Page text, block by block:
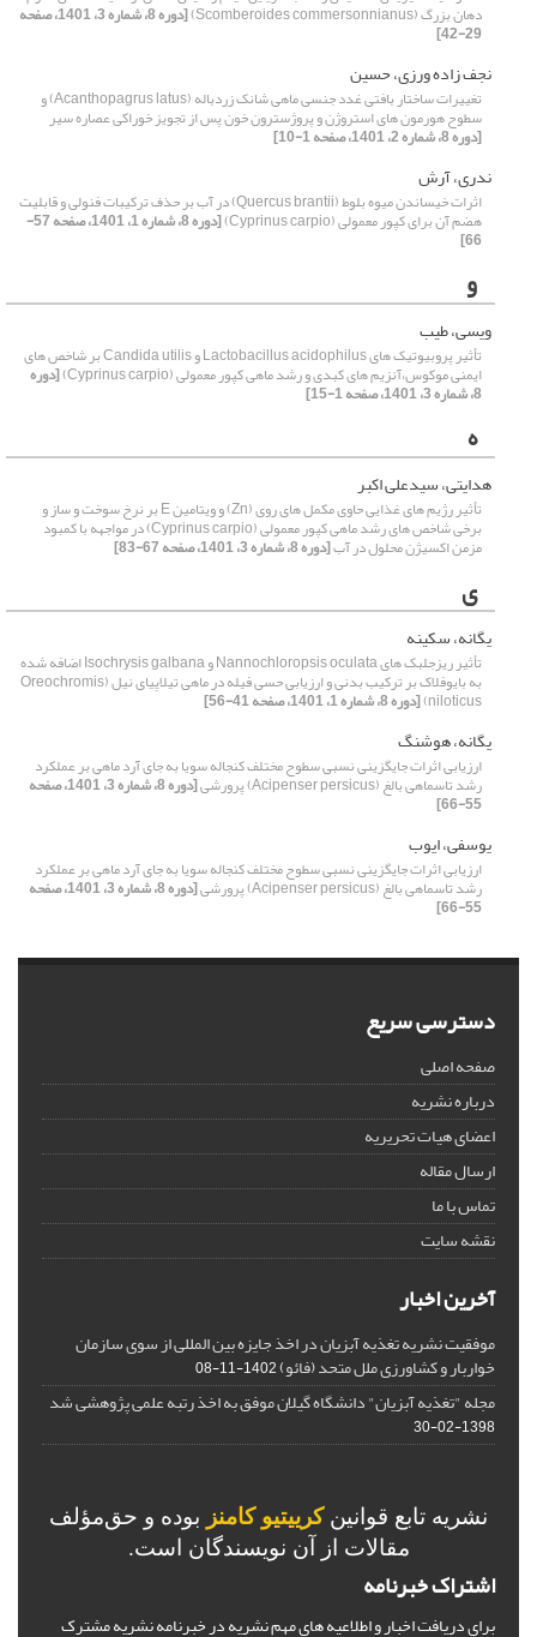
دهان بزرگ (Scomberoides commersonnianus) [دوره 8، شماره 3، 1401، صفحه
29-42]
نجف زاده ورزی، حسین
تغییرات ساختار بافتی غدد جنسی ماهی شانک زردباله (Acanthopagrus latus) و
سطوح هورمون های استروژن و پروژسترون خون پس از تجویز خوراکی عصاره سیر
[دوره 8، شماره 2، 1401، صفحه 1-10]
ندری، آرش
اثرات خیساندن میوه بلوط (Quercus brantii) در آب بر حذف ترکیبات فنولی و قابلیت
هضم آن برای کپور معمولی (Cyprinus carpio) [دوره 8، شماره 1، 1401، صفحه 57-
66]
و
ویسی، طیب
تأثیر پروبیوتیک های Lactobacillus acidophilus و Candida utilis بر شاخص های
ایمنی موکوس،آنزیم های کبدی و رشد ماهی کپور معمولی (Cyprinus carpio) [دوره
8، شماره 3، 1401، صفحه 1-15]
ه
هدایتی، سیدعلی اکبر
تأثیر رژیم های غذایی حاوی مکمل های روی (Zn) و ویتامین E بر نرخ سوخت و ساز و
برخی شاخص های رشد ماهی کپور معمولی (Cyprinus carpio) در مواجهه با کمبود
مزمن اکسیژن محلول در آب[دوره 8، شماره 3، 1401، صفحه 67-83]
ی
یگانه، سکینه
تأثیر ریزجلبک های Nannochloropsis oculata و Isochrysis galbana اضافه شده
به بایوفلاک بر ترکیب بدنی و ارزیابی حسی فیله در ماهی تیلاپیای نیل (Oreochromis
niloticus) [دوره 8، شماره 1، 1401، صفحه 41-56]
یگانه، هوشنگ
ارزیابی اثرات جایگزینی نسبی سطوح مختلف کنجاله سویا به جای آرد ماهی بر عملکرد
رشد تاسماهی بالغ (Acipenser persicus) پرورشی [دوره 8، شماره 3، 1401، صفحه
55-66]
یوسفی، ایوب
ارزیابی اثرات جایگزینی نسبی سطوح مختلف کنجاله سویا به جای آرد ماهی بر عملکرد
رشد تاسماهی بالغ (Acipenser persicus) پرورشی [دوره 8، شماره 3، 1401، صفحه
55-66]
دسترسی سریع
صفحه اصلی
درباره نشریه
اعضای هیات تحریریه
ارسال مقاله
تماس با ما
نقشه سایت
آخرین اخبار
موفقیت نشریه تغذیه آبزیان در اخذ جایزه بین المللی از سوی سازمان
خواربار و کشاورزی ملل متحد (فائو)1402-11-08
مجله "تغذیه آبزیان" دانشگاه گیلان موفق به اخذ رتبه علمی پژوهشی شد
1398-02-30
نشریه تابع قوانینکرییتیو کامنز بوده و حق‌مؤلف
مقالات از آن نویسندگان است.
اشتراک خبرنامه
برای دریافت اخبار و اطلاعیه های مهم نشریه در خبرنامه نشریه مشترک